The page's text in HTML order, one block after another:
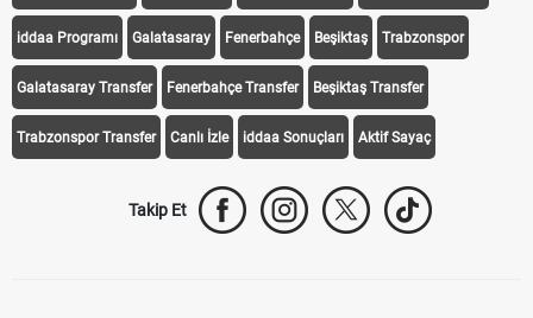
iddaa Programı Galatasaray Fenerbahçe Beşiktaş Trabzonspor
Galatasaray Transfer Fenerbahçe Transfer Beşiktaş Transfer
Trabzonspor Transfer Canlı İzle iddaa Sonuçları Aktif Sayaç
Takip Et